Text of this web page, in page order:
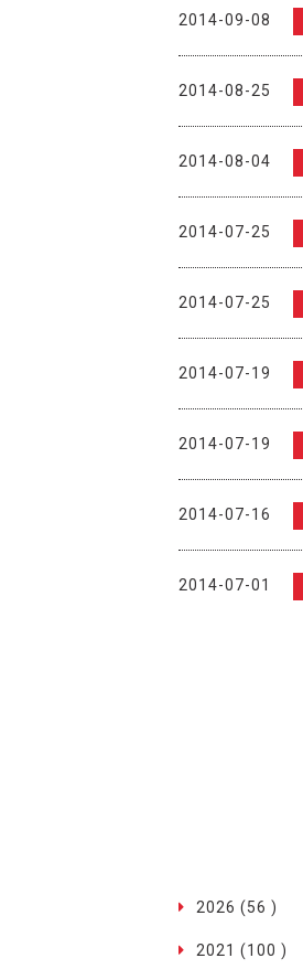
2014-09-08
2014-08-25
2014-08-04
2014-07-25
2014-07-25
2014-07-19
2014-07-19
2014-07-16
2014-07-01
2026 (56 )
2021 (100 )